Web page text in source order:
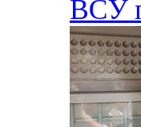
ВСУ